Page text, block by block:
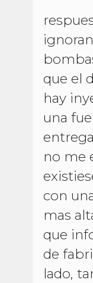
que el
hay
una
no me
con
mas
que
de
lado,